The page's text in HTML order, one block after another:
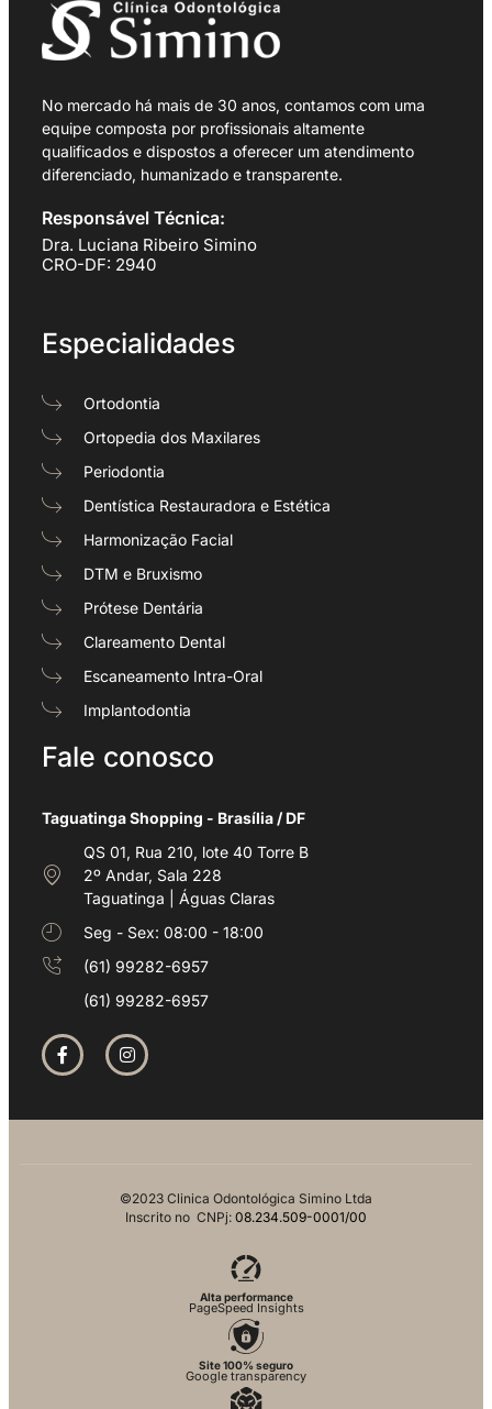
No mercado há mais de 30 anos, contamos com uma
equipe composta por profissionais altamente
qualificados e dispostos a oferecer um atendimento
diferenciado, humanizado e transparente.
Responsável Técnica:
Dra. Luciana Ribeiro Simino
CRO-DF: 2940
Especialidades
Ortodontia
Ortopedia dos Maxilares
Periodontia
Dentística Restauradora e Estética
Harmonização Facial
DTM e Bruxismo
Prótese Dentária
Clareamento Dental
Escaneamento Intra-Oral
Implantodontia
Fale conosco
Taguatinga Shopping - Brasília / DF
QS 01, Rua 210, lote 40 Torre B
2º Andar, Sala 228
Taguatinga | Águas Claras
Seg - Sex: 08:00 - 18:00
(61) 99282-6957
(61) 99282-6957
©2023 Clinica Odontológica Simino Ltda
Inscrito no CNPj: 08.234.509-0001/00
Alta performance
PageSpeed Insights
Site 100% seguro
Google transparency